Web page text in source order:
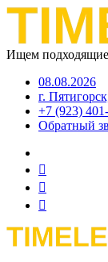
Ищем
08.08.2026
г.
+7 (923)
Обратный